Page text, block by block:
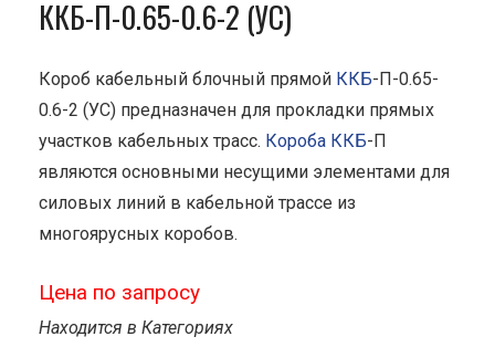
ККБ-П-0.65-0.6-2 (УС)
Короб кабельный блочный прямой ККБ-П-0.65-
0.6-2 (УС) предназначен для прокладки прямых
участков кабельных трасс. Короба ККБ-П
являются основными несущими элементами для
силовых линий в кабельной трассе из
многоярусных коробов.
Цена по запросу
Находится в Категориях